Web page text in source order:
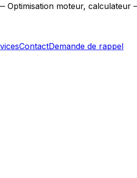
Optimisation moteur,
ContactDemande de rappel